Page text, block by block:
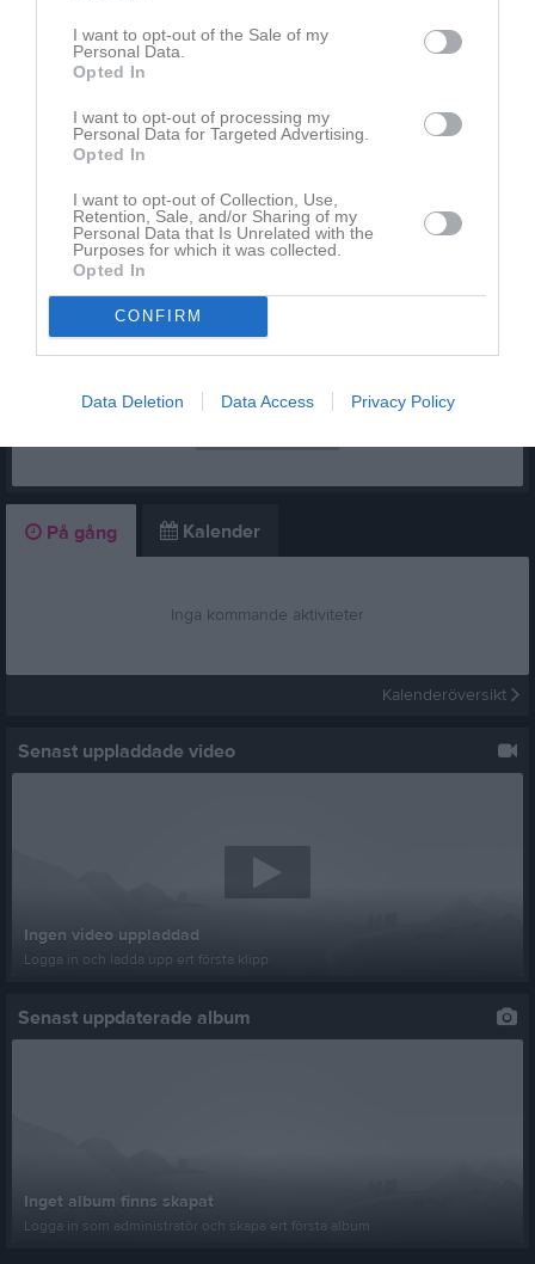
I want to opt-out of the Sale of my
Personal Data.
Opted In
I want to opt-out of processing my
Personal Data for Targeted Advertising.
Opted In
I want to opt-out of Collection, Use,
Retention, Sale, and/or Sharing of my
Personal Data that Is Unrelated with the
Purposes for which it was collected.
Opted In
CONFIRM
Data Deletion Data Access Privacy Policy
Alla handlingar för mötet kommer läggas ut på hemsidan under
fliken Dokument - Årsmöte 2025 - 1 vecka innan årsmötet.
Välkomna!
Camilla Nordlund
Dela Tweeta
Kommentera
På gång Kalender
Inga kommande aktiviteter
Kalenderöversikt
Senast uppladdade video
Ingen video uppladdad
Logga in och ladda upp ert första klipp
Senast uppdaterade album
Inget album finns skapat
Logga in som administratör och skapa ert första album